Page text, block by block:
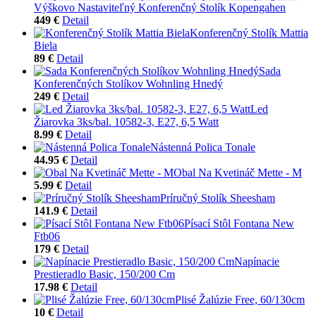
Výškovo Nastaviteľný Konferenčný Stolík Kopengahen
449 € Detail
Konferenčný Stolík Mattia
Biela
89 € Detail
Sada
Konferenčných Stolíkov Wohnling Hnedý
249 € Detail
Led
Žiarovka 3ks/bal. 10582-3, E27, 6,5 Watt
8.99 € Detail
Nástenná Polica Tonale
44.95 € Detail
Obal Na Kvetináč Mette - M
5.99 € Detail
Príručný Stolík Sheesham
141.9 € Detail
Písací Stôl Fontana New
Ftb06
179 € Detail
Napínacie
Prestieradlo Basic, 150/200 Cm
17.98 € Detail
Plisé Žalúzie Free, 60/130cm
10 € Detail